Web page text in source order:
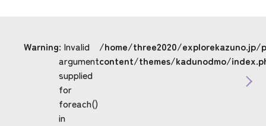
Warning: Invalid
argument
supplied
for
foreach()
in
/home/three2020/
content/themes/kadunodmo/